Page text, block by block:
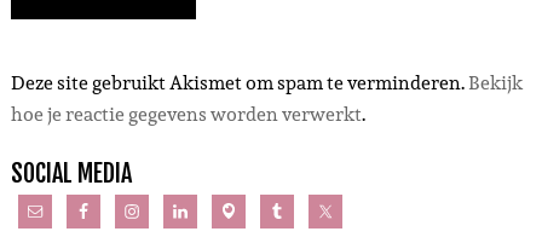
Deze site gebruikt Akismet om spam te verminderen.Bekijk
hoe je reactie gegevens worden verwerkt.
SOCIAL MEDIA